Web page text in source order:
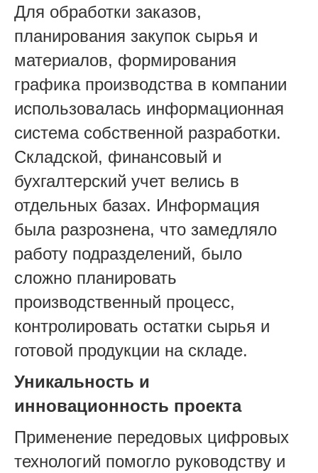
Для обработки заказов,
планирования закупок сырья и
материалов, формирования
графика производства в компании
использовалась информационная
система собственной разработки.
Складской, финансовый и
бухгалтерский учет велись в
отдельных базах. Информация
была разрознена, что замедляло
работу подразделений, было
сложно планировать
производственный процесс,
контролировать остатки сырья и
готовой продукции на складе.
Уникальность и
инновационность проекта
Применение передовых цифровых
технологий помогло руководству и